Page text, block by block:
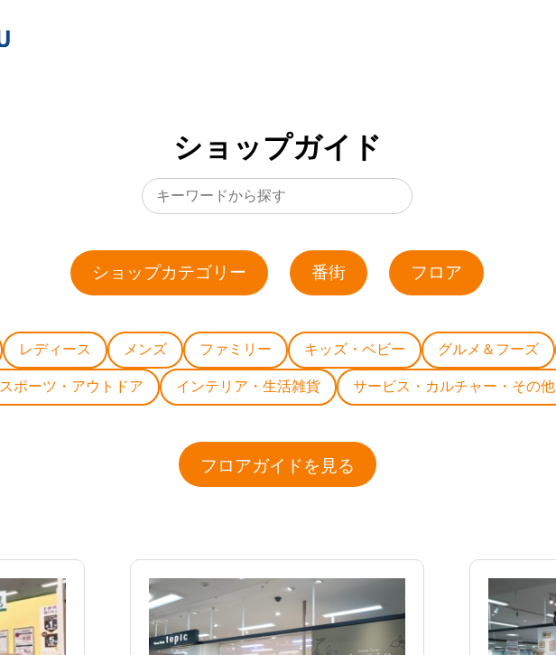
ショップガイド
ショップカテゴリー 番街 フロア
レディース メンズ ファミリー キッズ・ベビー グルメ＆フーズ
スポーツ・アウトドア インテリア・生活雑貨 サービス・カルチャー・その他
フロアガイドを見る